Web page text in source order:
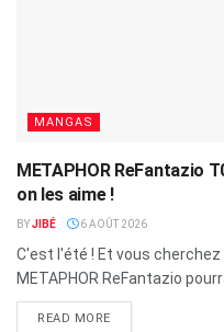
MANGAS
METAPHOR ReFantazio
on les aime !
BYJIBÉ 6 AOÛT 2026
C'est l'été ! Et vous
METAPHOR ReFantazio
READ MORE